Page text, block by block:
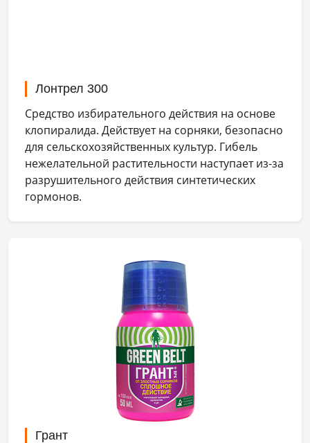
Лонтрел 300
Средство избирательного действия на основе
клопиралида. Действует на сорняки, безопасно
для сельскохозяйственных культур. Гибель
нежелательной растительности наступает из-за
разрушительного действия синтетических
гормонов.
Грант